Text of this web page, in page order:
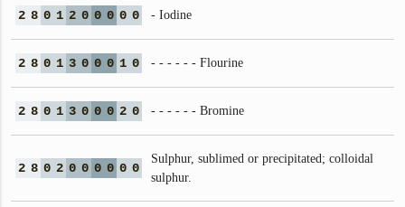
2 8 0 1 2 0 0 0 0 0 - Iodine
2 8 0 1 3 0 0 0 1 0 - - - - - - Flourine
2 8 0 1 3 0 0 0 2 0 - - - - - - Bromine
2 8 0 2 0 0 0 0 0 0
Sulphur, sublimed or precipitated; colloidal
sulphur.